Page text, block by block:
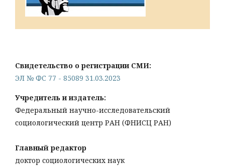
Свидетельство о регистрации СМИ:
ЭЛ № ФС 77 - 85089 31.03.2023
Учредитель и издатель:
Федеральный научно-исследовательский
социологический центр РАН (ФНИСЦ РАН)
Главный редактор
доктор социологических наук